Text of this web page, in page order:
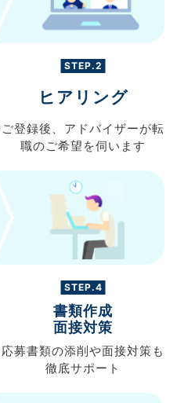
STEP.2
ヒアリング
ご登録後、 アドバイザーが転
職のご希望を伺います
STEP.4
書類作成
面接対策
応募書類の添削や面接対策も
徹底サポート